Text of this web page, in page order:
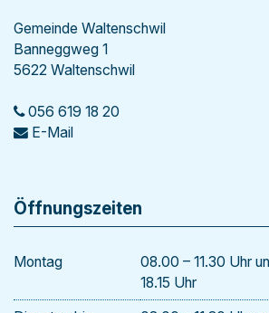
Gemeinde Waltenschwil
Banneggweg 1
5622 Waltenschwil
056 619 18 20
E-Mail
Öffnungszeiten
Montag
08.00 – 11.30 Uhr
18.15 Uhr